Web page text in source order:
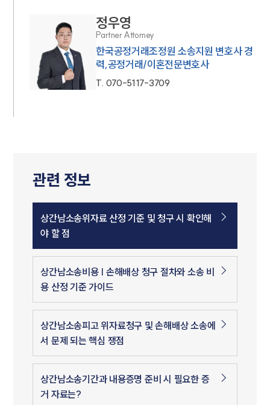
정우영
Partner Attorney
한국공정거래조정원 소송지원 변호사 경
력,공정거래/이혼전문변호사
T. 070-5117-3709
관련 정보
상간남소송위자료 산정 기준 및 청구 시 확인해
야 할 점
상간남소송비용 | 손해배상 청구 절차와 소송 비
용 산정 기준 가이드
상간남소송피고 위자료청구 및 손해배상 소송에
서 문제 되는 핵심 쟁점
상간남소송기간과 내용증명 준비 시 필요한 증
거 자료는?